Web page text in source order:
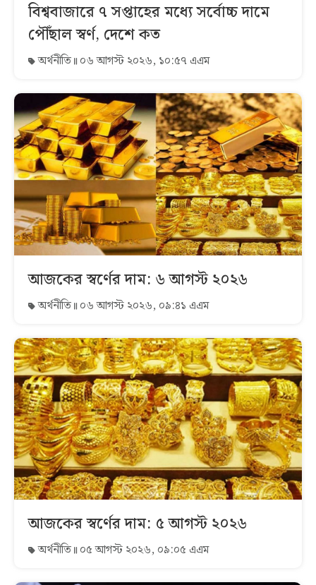
বিশ্ববাজারে ৭ সপ্তাহের মধ্যে সর্বোচ্চ দামে
পৌঁছাল স্বর্ণ, দেশে কত
অর্থনীতি ০৬ আগস্ট ২০২৬, ১০:৫৭ এএম
আজকের স্বর্ণের দাম: ৬ আগস্ট ২০২৬
অর্থনীতি ০৬ আগস্ট ২০২৬, ০৯:৪১ এএম
আজকের স্বর্ণের দাম: ৫ আগস্ট ২০২৬
অর্থনীতি ০৫ আগস্ট ২০২৬, ০৯:০৫ এএম